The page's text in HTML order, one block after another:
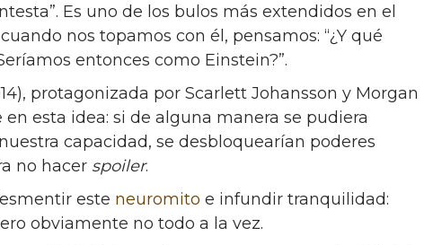
Es uno de los bulos más extendidos en el
nos topamos con él, pensamos: “¿Y qué
entonces como Einstein?”.
protagonizada por Scarlett Johansson y Morgan
esta idea: si de alguna manera se pudiera
capacidad, se desbloquearían poderes
no hacer spoiler.
este neuromito e infundir tranquilidad:
obviamente no todo a la vez.